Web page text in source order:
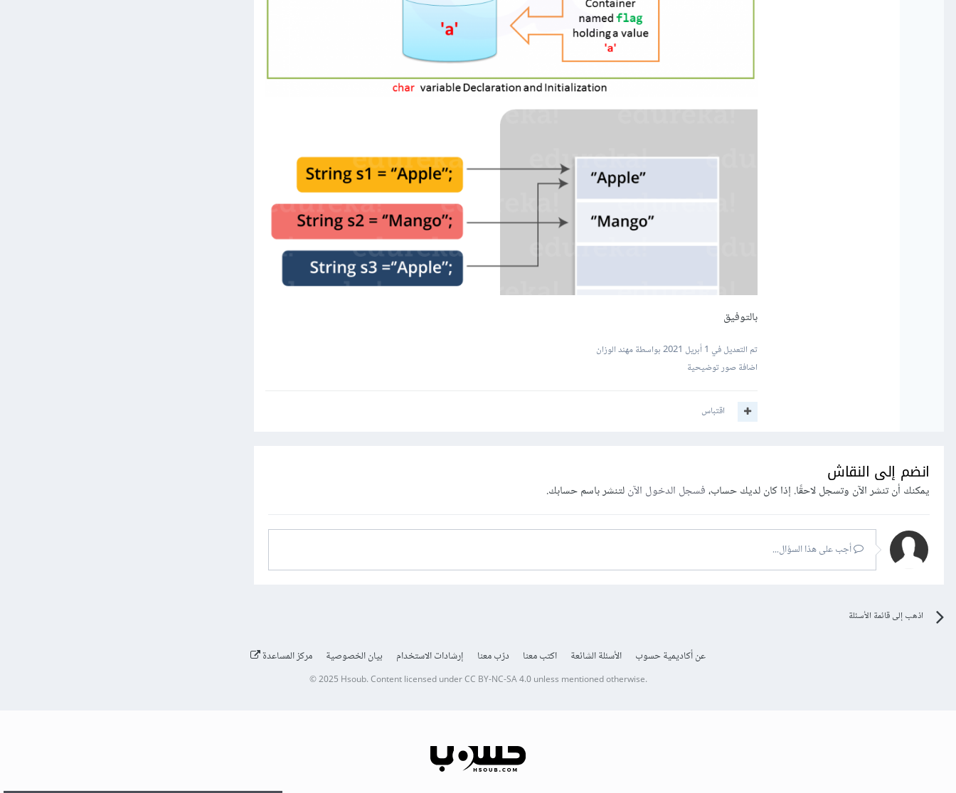
بالتوفيق
تم التعديل في 1 أبريل 2021
بواسطة مهند الوزان
اضافة صور توضيحية
اقتباس
انضم إلى النقاش
يمكنك أن تنشر الآن وتسجل لاحقًا. إذا كان لديك حساب،فسجل الدخول الآنلتنشر باسم حسابك.
أجب على هذا السؤال...
اذهب إلى قائمة الأسئلة
عن أكاديمية حسوب الأسئلة الشائعة اكتب معنا درّب معنا إرشادات الاستخدام بيان الخصوصية مركز المساعدة
© 2025 Hsoub.Content licensed underCC BY-NC-SA 4.0unless mentioned otherwise.